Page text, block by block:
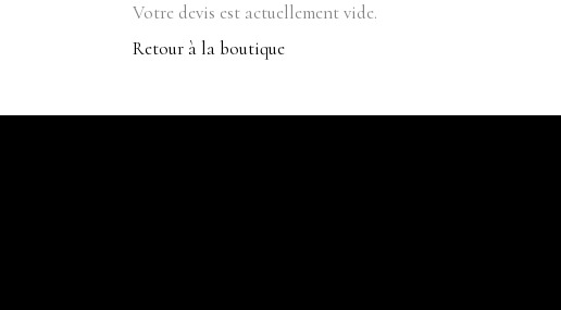
Votre devis est actuellement vide.
Retour à la boutique